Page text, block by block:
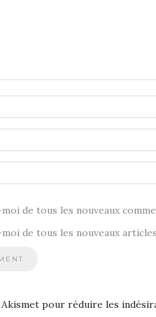
de tous les nouveaux
de tous les nouveaux
pour réduire les